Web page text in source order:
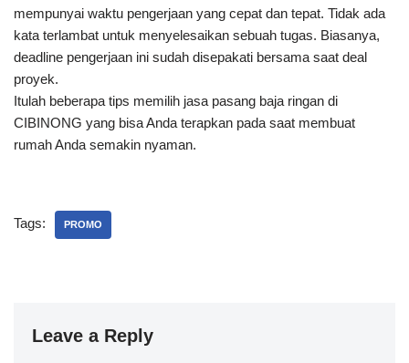
mempunyai waktu pengerjaan yang cepat dan tepat. Tidak ada
kata terlambat untuk menyelesaikan sebuah tugas. Biasanya,
deadline pengerjaan ini sudah disepakati bersama saat deal
proyek.
Itulah beberapa tips memilih jasa pasang baja ringan di
CIBINONG yang bisa Anda terapkan pada saat membuat
rumah Anda semakin nyaman.
Tags: PROMO
Leave a Reply